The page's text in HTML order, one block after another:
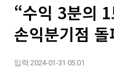
“수익 3분의
손익분기점 돌
입력 2024-01-31 05:01